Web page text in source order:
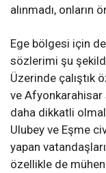
alınmadı, onların
Ege bölgesi için
sözlerimi şu
Üzerinde çalıştık
ve Afyonkarahisar
daha dikkatli
Ulubey ve Eşme
yapan
özellikle de